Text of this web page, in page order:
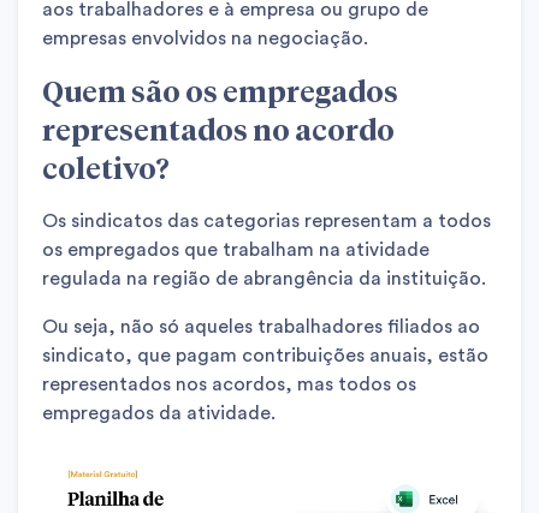
aos trabalhadores e à empresa ou grupo de
empresas envolvidos na negociação.
Quem são os empregados
representados no acordo
coletivo?
Os sindicatos das categorias representam a todos
os empregados que trabalham na atividade
regulada na região de abrangência da instituição.
Ou seja, não só aqueles trabalhadores filiados ao
sindicato, que pagam contribuições anuais, estão
representados nos acordos, mas todos os
empregados da atividade.